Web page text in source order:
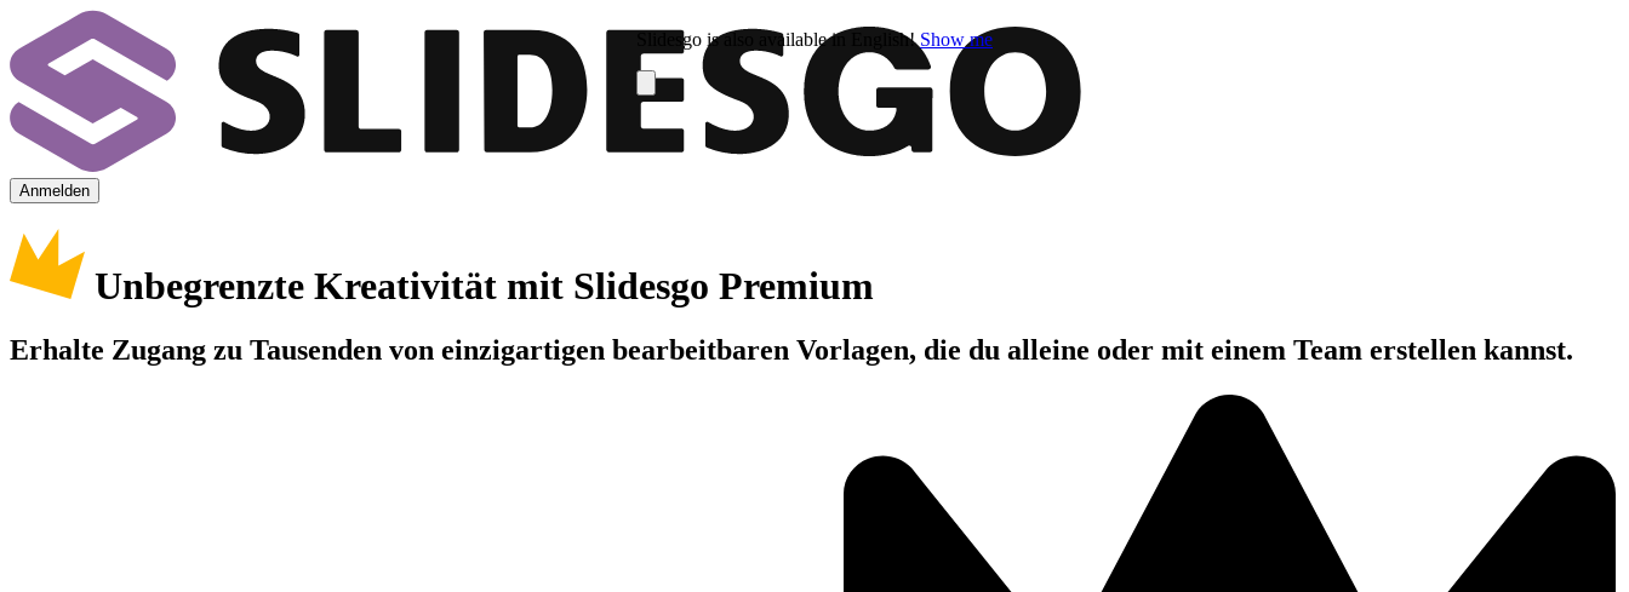
Slidesgo is also available in English! Show me
Anmelden
Unbegrenzte Kreativität mit Slidesgo Premium
Erhalte Zugang zu Tausenden von einzigartigen bearbeitbaren Vorlagen, die du alleine oder mit einem Team erstellen kannst.